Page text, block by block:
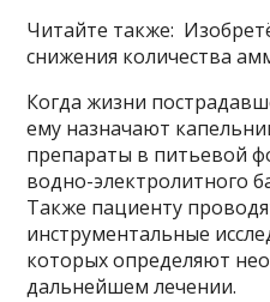
Читайте также:
снижения количества
Когда жизни
ему назначают
препараты в питьевой
водно-электролитного
Также пациенту
инструментальные
которых определяют
дальнейшем лечении.